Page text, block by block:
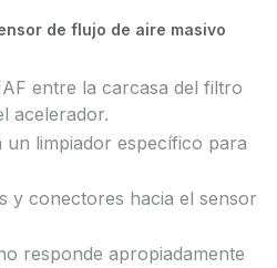
de flujo de aire masivo
entre la carcasa del filtro
acelerador.
un limpiador específico para
y conectores hacia el sensor
responde apropiadamente